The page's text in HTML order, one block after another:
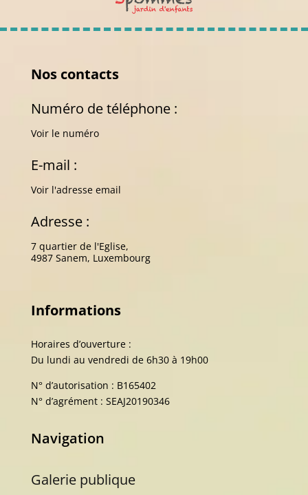
Nos contacts
Numéro de téléphone :
Voir le numéro
E-mail :
Voir l'adresse email
Adresse :
7 quartier de l'Eglise,
4987 Sanem, Luxembourg
Informations
Horaires d’ouverture :
Du lundi au vendredi de 6h30 à 19h00
N° d’autorisation : B165402
N° d’agrément : SEAJ20190346
Navigation
Galerie publique